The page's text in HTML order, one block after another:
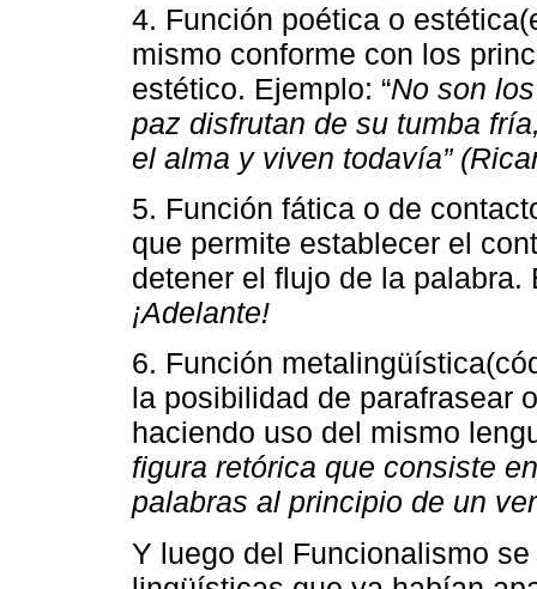
4. Función poética o
mismo conforme con los
estético. Ejemplo: “No son
paz disfrutan de su tumba
el alma y viven todavía”
5. Función fática o de
que permite establecer el
detener el flujo de la
¡Adelante!
6. Función
la posibilidad de parafrasear
haciendo uso del mismo
figura retórica que consiste
palabras al principio de un
Y luego del Funcionalismo